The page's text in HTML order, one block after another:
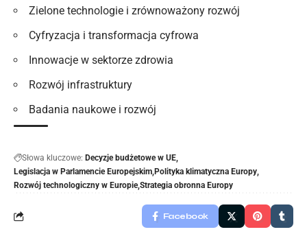
Zielone technologie i zrównoważony rozwój
Cyfryzacja i transformacja cyfrowa
Innowacje w sektorze zdrowia
Rozwój infrastruktury
Badania naukowe i rozwój
Słowa kluczowe: Decyzje budżetowe w UE
Legislacja w Parlamencie Europejskim Polityka klimatyczna Europy
Rozwój technologiczny w Europie Strategia obronna Europy
Facebook